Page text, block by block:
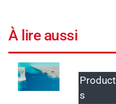
À lire aussi
Product
s